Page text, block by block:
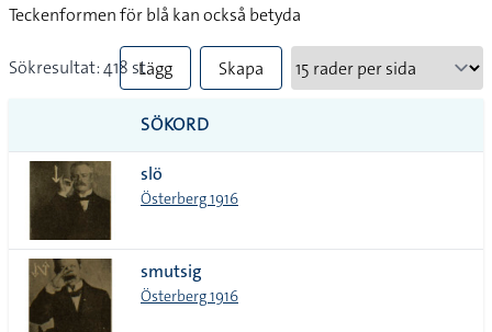
Teckenformen för blå kan också betyda
Sökresultat: 418 stLägg
till
alla i
lista
Skapa
SÖKORD
slö
Österberg 1916
smutsig
Österberg 1916